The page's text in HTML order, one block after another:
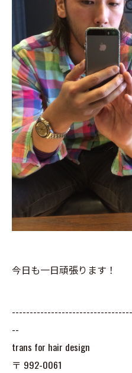
今日も一日頑張ります！
--
trans for hair design
〒 992-0061